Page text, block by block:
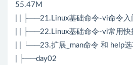
55.47M
| | ├──21.Linux基础命令-vi命令
| | ├──22.Linux基础命令-vi常用
| | └──23.扩展_man命令 和 help
| ├──day02